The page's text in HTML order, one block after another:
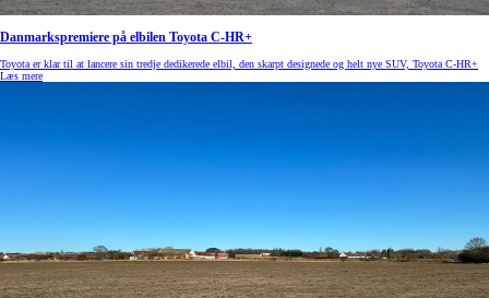
Danmarkspremiere på elbilen Toyota C-HR+
Toyota er klar til at lancere sin tredje dedikerede elbil, den skarpt designede og helt nye SUV, Toyota C-HR+
Læs mere